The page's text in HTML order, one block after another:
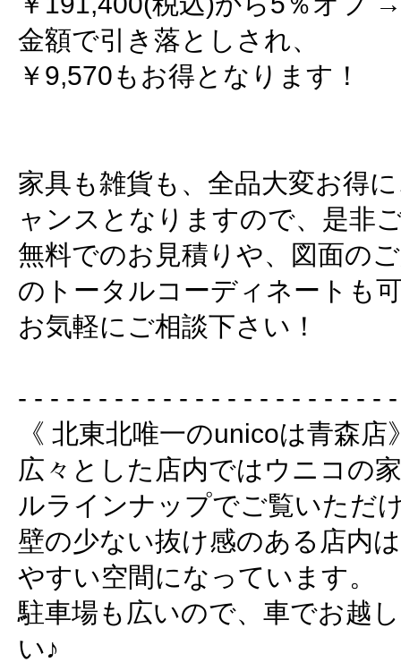
金額で引き落としされ、
￥9,570もお得となります！
家具も雑貨も、全品大変お得
ャンスとなりますので、是非
無料でのお見積りや、図面の
のトータルコーディネートも
お気軽にご相談下さい！
- - - - - - - - - - - - - - - - - - - - - - -
《 北東北唯一のunicoは青森店
広々とした店内ではウニコの
ルラインナップでご覧いただ
壁の少ない抜け感のある店内
やすい空間になっています。
駐車場も広いので、車でお越
い♪